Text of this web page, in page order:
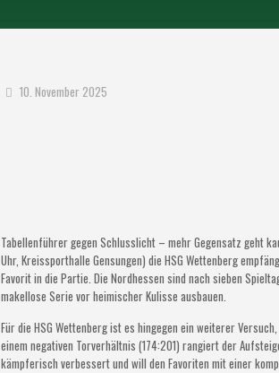
10. November 2025
Tabellenführer gegen Schlusslicht – mehr Gegensatz geht
Uhr, Kreissporthalle Gensungen) die HSG Wettenberg
Favorit in die Partie. Die Nordhessen sind nach sieben
makellose Serie vor heimischer Kulisse ausbauen.
Für die HSG Wettenberg ist es hingegen ein weiterer
einem negativen Torverhältnis (174:201) rangiert der
kämpferisch verbessert und will den Favoriten mit einer